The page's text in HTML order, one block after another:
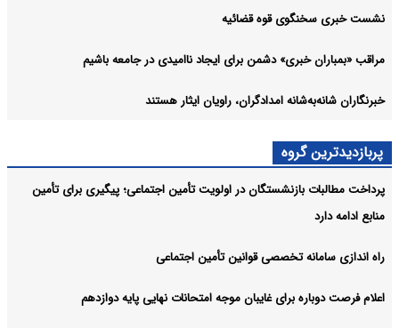
نشست خبری سخنگوی قوه قضائیه
مراقب «بمباران خبری» دشمن برای ایجاد ناامیدی در جامعه باشیم
خبرنگاران شانه‌به‌شانه امدادگران، راویان ایثار هستند
پربازدیدترین گروه
پرداخت مطالبات بازنشستگان در اولویت تأمین اجتماعی؛ پیگیری برای تأمین
منابع ادامه دارد
راه اندازی سامانه تخصصی قوانین تأمین اجتماعی
اعلام فرصت دوباره برای غایبان موجه امتحانات نهایی پایه دوازدهم